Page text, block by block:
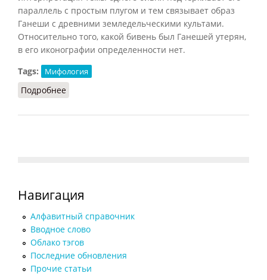
параллель с простым плугом и тем связывает образ
Ганеши с древними земледельческими культами.
Относительно того, какой бивень был Ганешей утерян,
в его иконографии определенности нет.
Tags:
Мифология
Подробнее
Навигация
Алфавитный справочник
Вводное слово
Облако тэгов
Последние обновления
Прочие статьи